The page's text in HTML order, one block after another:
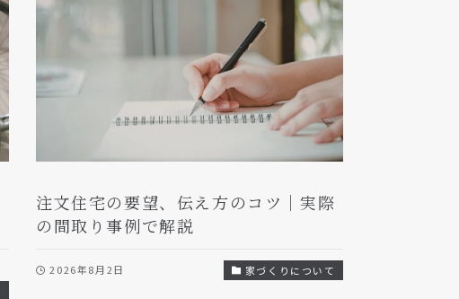
注文住宅の要望、伝え方のコツ｜実際
の間取り事例で解説
2026年8月2日 家づくりについて